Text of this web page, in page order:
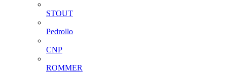
STOUT
Pedrollo
CNP
ROMMER